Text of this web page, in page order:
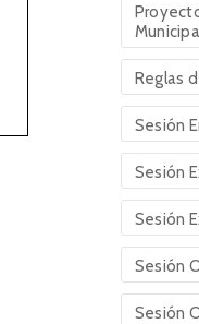
Reglas
Sesión
Sesión
Sesión
Sesión
Sesión